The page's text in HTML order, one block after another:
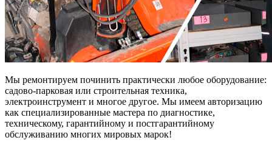
Мы ремонтируем починить практически любое оборудование:
садово-парковая или строительная техника,
электроинструмент и многое другое. Мы имеем авторизацию
как специализированные мастера по диагностике,
техническому, гарантийному и постгарантийному
обслуживанию многих мировых марок!